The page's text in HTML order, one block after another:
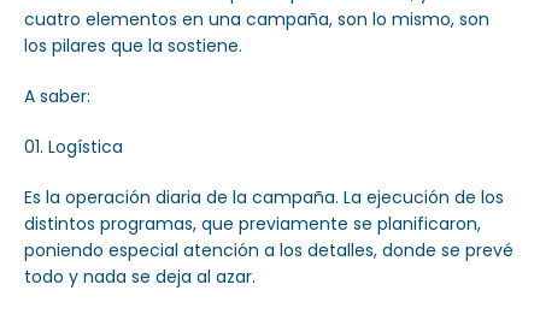
cuatro elementos en una campaña, son lo mismo, son
los pilares que la sostiene.
A saber:
Logística
Es la operación diaria de la campaña. La ejecución de los
distintos programas, que previamente se planificaron,
poniendo especial atención a los detalles, donde se prevé
todo y nada se deja al azar.